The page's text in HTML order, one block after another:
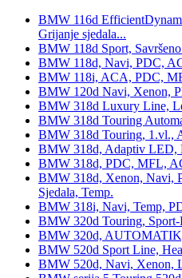
BMW 116d
Grijanje sjedala...
BMW 118d Sport,
BMW 118d, Navi, PDC,
BMW 118i, ACA, PDC,
BMW 120d Navi, Xenon,
BMW 318d Luxury Line,
BMW 318d Touring
BMW 318d Touring, 1.vl.,
BMW 318d, Adaptiv
BMW 318d, PDC, MFL,
BMW 318d, Xenon, Navi,
Sjedala, Temp.
BMW 318i, Navi, Temp,
BMW 320d Touring, Sport-
BMW 320d,
BMW 520d Sport Line,
BMW 520d, Navi, Xenon,